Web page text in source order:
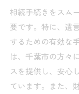
相続手続きをスム
要です。特に、遺
するための有効な
は、千葉市の方々
スを提供し、安心
ています。また、